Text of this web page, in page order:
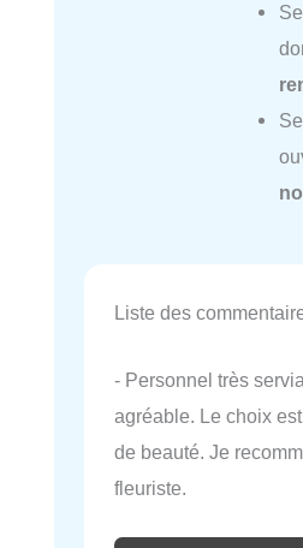
Liste des
- Personnel très
agréable. Le choix
de beauté. Je
fleuriste.